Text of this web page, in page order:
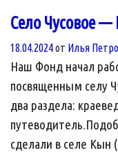
Село Чусовое
18.04.2024от Илья
Наш Фонд начал
посвященным селу
два раздела:
сделали в селе